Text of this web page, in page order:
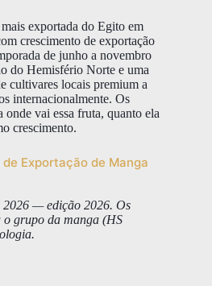
exportada do Egito em
crescimento de exportação
de junho a novembro
do Hemisfério Norte e uma
cultivares locais premium a
internacionalmente. Os
vai essa fruta, quanto ela
crescimento.
Exportação de Manga
— edição 2026. Os
o grupo da manga (HS